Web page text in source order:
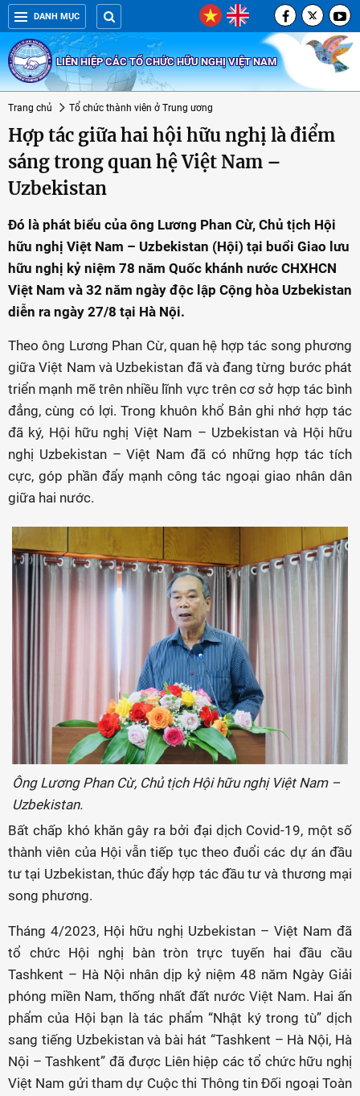
DANH MỤC
LIÊN HIỆP CÁC TỔ CHỨC HỮU NGHỊ VIỆT NAM
Trang chủ Tổ chức thành viên ở Trung ương
Hợp tác giữa hai hội hữu nghị là điểm
sáng trong quan hệ Việt Nam –
Uzbekistan
Đó là phát biểu của ông Lương Phan Cừ, Chủ tịch Hội
hữu nghị Việt Nam – Uzbekistan (Hội) tại buổi Giao lưu
hữu nghị kỷ niệm 78 năm Quốc khánh nước CHXHCN
Việt Nam và 32 năm ngày độc lập Cộng hòa Uzbekistan
diễn ra ngày 27/8 tại Hà Nội.
Theo ông Lương Phan Cừ, quan hệ hợp tác song phương
giữa Việt Nam và Uzbekistan đã và đang từng bước phát
triển mạnh mẽ trên nhiều lĩnh vực trên cơ sở hợp tác bình
đẳng, cùng có lợi. Trong khuôn khổ Bản ghi nhớ hợp tác
đã ký, Hội hữu nghị Việt Nam – Uzbekistan và Hội hữu
nghị Uzbekistan – Việt Nam đã có những hợp tác tích
cực, góp phần đẩy mạnh công tác ngoại giao nhân dân
giữa hai nước.
Ông Lương Phan Cừ, Chủ tịch Hội hữu nghị Việt Nam –
Uzbekistan.
Bất chấp khó khăn gây ra bởi đại dịch Covid-19, một số
thành viên của Hội vẫn tiếp tục theo đuổi các dự án đầu
tư tại Uzbekistan, thúc đẩy hợp tác đầu tư và thương mại
song phương.
Tháng 4/2023, Hội hữu nghị Uzbekistan – Việt Nam đã
tổ chức Hội nghị bàn tròn trực tuyến hai đầu cầu
Tashkent – Hà Nội nhân dịp kỷ niệm 48 năm Ngày Giải
phóng miền Nam, thống nhất đất nước Việt Nam. Hai ấn
phẩm của Hội bạn là tác phẩm “Nhật ký trong tù” dịch
sang tiếng Uzbekistan và bài hát “Tashkent – Hà Nội, Hà
Nội – Tashkent” đã được Liên hiệp các tổ chức hữu nghị
Việt Nam gửi tham dự Cuộc thi Thông tin Đối ngoại Toàn